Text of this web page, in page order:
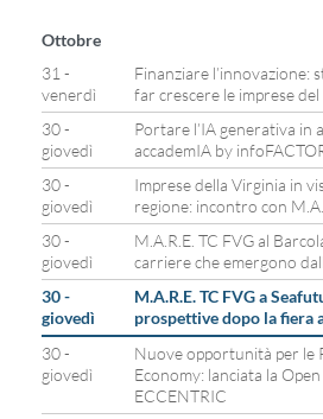
Ottobre
31 -
venerdì
Finanziare l’innovazione:
far crescere le imprese del
30 -
giovedì
Portare l’IA generativa in
accademIA by
30 -
giovedì
Imprese della Virginia in
regione: incontro con
30 -
giovedì
M.A.R.E. TC FVG al
carriere che emergono
30 -
giovedì
M.A.R.E. TC FVG a
prospettive dopo la fiera
30 -
giovedì
Nuove opportunità per le
Economy: lanciata la
ECCENTRIC